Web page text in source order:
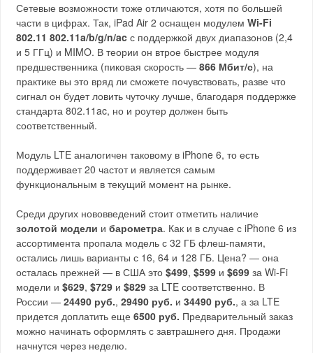
Сетевые возможности тоже отличаются, хотя по большей
части в цифрах. Так, iPad Air 2 оснащен модулемWi-Fi
802.11 802.11a/b/g/n/ac с поддержкой двух диапазонов (2,4
и 5 ГГц) и MIMO. В теории он втрое быстрее модуля
предшественника (пиковая скорость —866 Мбит/с), на
практике вы это вряд ли сможете почувствовать, разве что
сигнал он будет ловить чуточку лучше, благодаря поддержке
стандарта 802.11ac, но и роутер должен быть
соответственный.
Модуль LTE аналогичен таковому в iPhone 6, то есть
поддерживает 20 частот и является самым
функциональным в текущий момент на рынке.
Среди других нововведений стоит отметить наличие
золотой модели ибарометра. Как и в случае с iPhone 6 из
ассортимента пропала модель с 32 ГБ флеш-памяти,
остались лишь варианты с 16, 64 и 128 ГБ. Цена? — она
осталась прежней — в США это$499,$599 и$699 за Wi-Fi
модели и$629,$729 и$829 за LTE соответственно. В
России —24490 руб.,29490 руб. и34490 руб., а за LTE
придется доплатить еще6500 руб. Предварительный заказ
можно начинать оформлять с завтрашнего дня. Продажи
начнутся через неделю.